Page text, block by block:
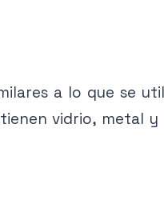
a lo que se
vidrio, metal